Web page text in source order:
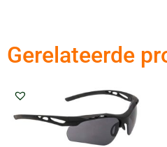
Gerelateerde